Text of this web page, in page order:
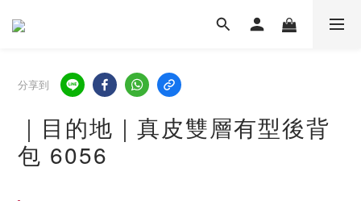
分享到
｜目的地｜真皮雙層有型後背
包 6056